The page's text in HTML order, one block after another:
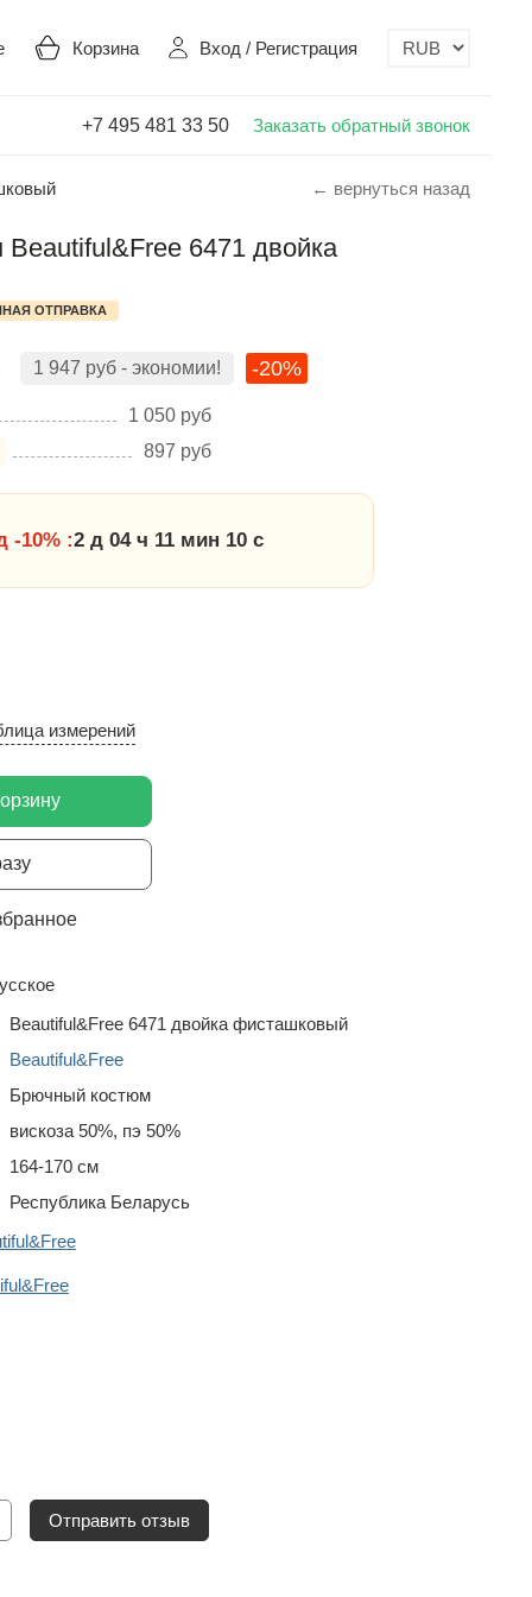
Корзина Вход / Регистрация
+7 495 481 33 50 Заказать обратный звонок
← вернуться назад
6471 двойка
ОТПРАВКА
1 947 руб - экономии! -20%
1 050 руб
897 руб
-10% :2 д 04 ч 11 мин 09 с
измерений
Beautiful&Free 6471 двойка фисташковый
Beautiful&Free
Брючный костюм
вискоза 50%, пэ 50%
164-170 см
Республика Беларусь
Отправить отзыв